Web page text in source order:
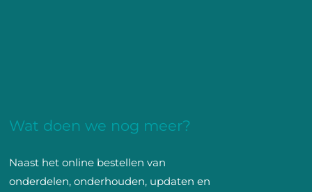
Wat doen we nog meer?
Naast het online bestellen van
onderdelen, onderhouden, updaten en